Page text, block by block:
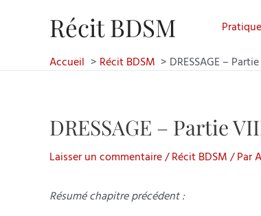
Récit BDSM
Accueil
Récit BDSM DRESSAGE –
DRESSAGE – Partie
Laisser un commentaire/Récit BDSM/ Par
Résumé chapitre précédent :